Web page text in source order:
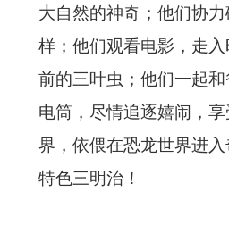
大自然的神奇；他们协
样；他们观看电影，走
前的三叶虫；他们一起
电筒，尽情追逐嬉闹，
界，依偎在恐龙世界进入
特色三明治！